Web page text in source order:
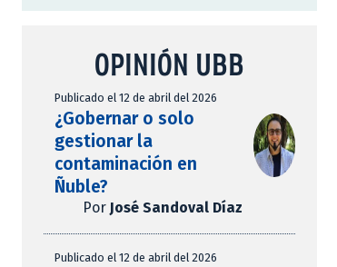
OPINIÓN UBB
Publicado el 12 de abril del 2026
¿Gobernar o solo
gestionar la
contaminación en
Ñuble?
Por José Sandoval Díaz
Publicado el 12 de abril del 2026